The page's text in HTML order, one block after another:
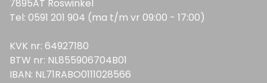
7895AT Roswinkel
Tel: 0591 201 904 (ma t/m vr 09:00 - 17:00)
KVK nr: 64927180
BTW nr: NL855906704B01
IBAN: NL71RABO0111028566